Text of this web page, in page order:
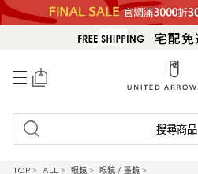
搜尋商品
TOP > ALL > 眼鏡 > 眼鏡 / 墨鏡 >